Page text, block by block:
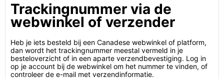
Trackingnummer via de
webwinkel of verzender
Heb je iets besteld bij een Canadese webwinkel of platform,
dan wordt het trackingnummer meestal vermeld in je
besteloverzicht of in een aparte verzendbevestiging. Log in
op je account bij de webwinkel om het nummer te vinden, of
controleer de e-mail met verzendinformatie.